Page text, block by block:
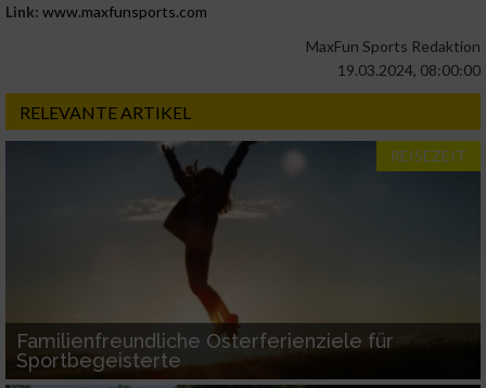
Link: www.maxfunsports.com
MaxFun Sports Redaktion
19.03.2024, 08:00:00
RELEVANTE ARTIKEL
REISEZEIT
Familienfreundliche Osterferienziele für
Sportbegeisterte